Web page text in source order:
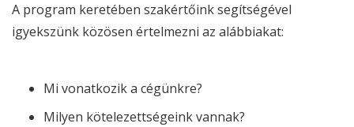
A program keretében szakértőink segítségével
igyekszünk közösen értelmezni az alábbiakat:
Mi vonatkozik a cégünkre?
Milyen kötelezettségeink vannak?